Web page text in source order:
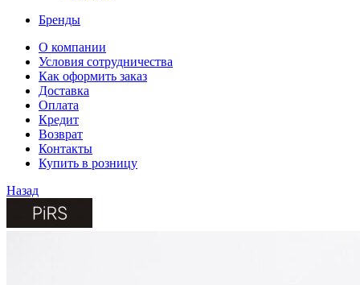
Бренды
О компании
Условия сотрудничества
Как оформить заказ
Доставка
Оплата
Кредит
Возврат
Контакты
Купить в розницу
Назад